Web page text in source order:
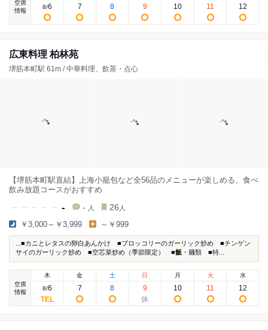
空席
情報
8/6 7 8 9 10 11 12
広東料理 柏林苑
堺筋本町駅 61m / 中華料理、飲茶・点心
【堺筋本町駅直結】上海小籠包など全56品のメニューが楽しめる、食べ
飲み放題コースがおすすめ
- - 人 26 人
￥3,000～￥3,999 ～￥999
...■カニとレタスの卵白あんかけ ■ブロッコリーのガーリック炒め ■チンゲン
サイのガーリック炒め ■空芯菜炒め（季節限定） ■飯 ・麺類 ■特...
空席
情報
木
8/6
金
7
土
8
日
9
月
10
火
11
水
12